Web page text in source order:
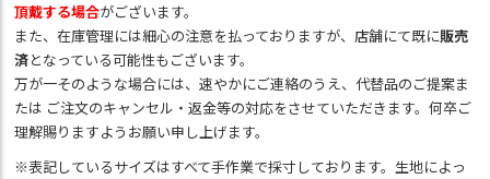
頂戴する場合がございます。
また、在庫管理には細心の注意を払っておりますが、店舗にて既に販売
済となっている可能性もございます。
万が一そのような場合には、速やかにご連絡のうえ、代替品のご提案ま
たは ご注文のキャンセル・返金等の対応をさせていただきます。何卒ご
理解賜りますようお願い申し上げます。
※表記しているサイズはすべて手作業で採寸しております。生地によっ